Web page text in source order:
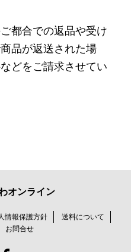
都合での返品や受け
品が返送された場
どをご請求させてい
オンライン
情報保護方針
送料について
お問合せ